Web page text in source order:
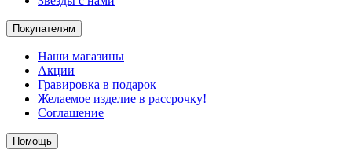
Покупателям
Наши магазины
Акции
Гравировка в подарок
Желаемое изделие в рассрочку!
Соглашение
Помощь